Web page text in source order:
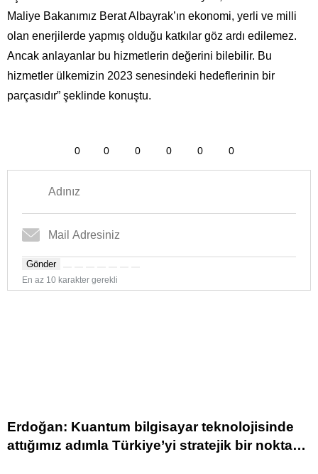
Maliye Bakanımız Berat Albayrak’ın ekonomi, yerli ve milli
olan enerjilerde yapmış olduğu katkılar göz ardı edilemez.
Ancak anlayanlar bu hizmetlerin değerini bilebilir. Bu
hizmetler ülkemizin 2023 senesindeki hedeflerinin bir
parçasıdır” şeklinde konuştu.
0 0 0 0 0 0
Gönder
En az 10 karakter gerekli
Erdoğan: Kuantum bilgisayar teknolojisinde
attığımız adımla Türkiye’yi stratejik bir noktaya